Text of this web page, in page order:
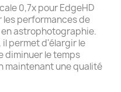
0,7x pour EdgeHD
les performances de
en astrophotographie.
il permet d'élargir le
diminuer le temps
maintenant une qualité